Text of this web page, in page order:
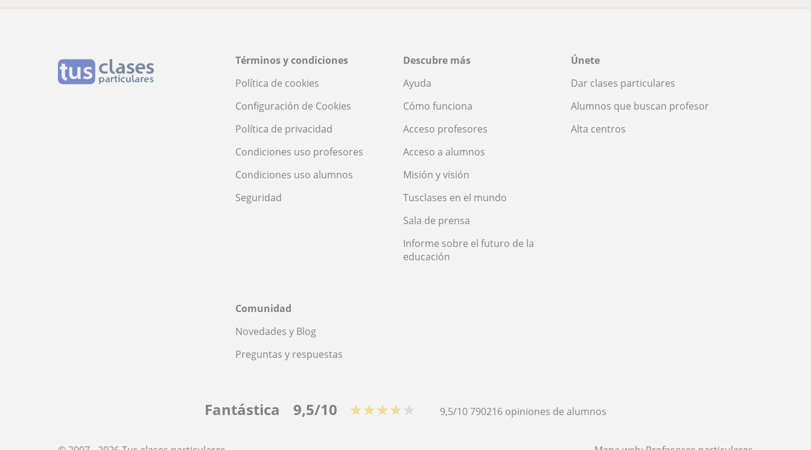
Términos y condiciones
Política de cookies
Configuración de Cookies
Política de privacidad
Condiciones uso profesores
Condiciones uso alumnos
Seguridad
Descubre más
Ayuda
Cómo funciona
Acceso profesores
Acceso a alumnos
Misión y visión
Tusclases en el mundo
Sala de prensa
Informe sobre el futuro de la
educación
Únete
Dar clases particulares
Alumnos que buscan profesor
Alta centros
Comunidad
Novedades y Blog
Preguntas y respuestas
Fantástica 9,5/10 ★★★★★ 9,5/10790216 opiniones de alumnos